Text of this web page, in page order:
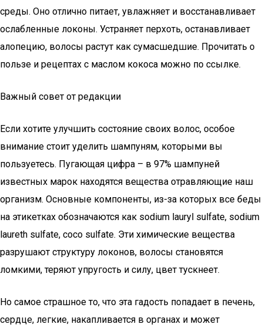
среды. Оно отлично питает, увлажняет и восстанавливает
ослабленные локоны. Устраняет перхоть, останавливает
алопецию, волосы растут как сумасшедшие. Прочитать о
пользе и рецептах с маслом кокоса можно по ссылке.
Важный совет от редакции
Если хотите улучшить состояние своих волос, особое
внимание стоит уделить шампуням, которыми вы
пользуетесь. Пугающая цифра – в 97% шампуней
известных марок находятся вещества отравляющие наш
организм. Основные компоненты, из-за которых все беды
на этикетках обозначаются как sodium lauryl sulfate, sodium
laureth sulfate, coco sulfate. Эти химические вещества
разрушают структуру локонов, волосы становятся
ломкими, теряют упругость и силу, цвет тускнеет.
Но самое страшное то, что эта гадость попадает в печень,
сердце, легкие, накапливается в органах и может